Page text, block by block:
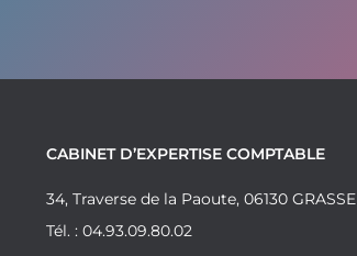
CABINET D’EXPERTISE COMPTABLE
34, Traverse de la Paoute, 06130 GRASSE
Tél. : 04.93.09.80.02